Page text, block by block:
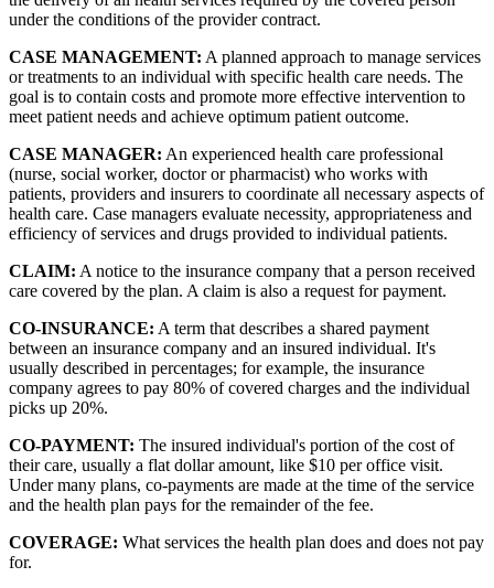
under the conditions of the provider contract.
CASE MANAGEMENT: A planned approach to manage services
or treatments to an individual with specific health care needs. The
goal is to contain costs and promote more effective intervention to
meet patient needs and achieve optimum patient outcome.
CASE MANAGER: An experienced health care professional
(nurse, social worker, doctor or pharmacist) who works with
patients, providers and insurers to coordinate all necessary aspects of
health care. Case managers evaluate necessity, appropriateness and
efficiency of services and drugs provided to individual patients.
CLAIM: A notice to the insurance company that a person received
care covered by the plan. A claim is also a request for payment.
CO-INSURANCE: A term that describes a shared payment
between an insurance company and an insured individual. It's
usually described in percentages; for example, the insurance
company agrees to pay 80% of covered charges and the individual
picks up 20%.
CO-PAYMENT: The insured individual's portion of the cost of
their care, usually a flat dollar amount, like $10 per office visit.
Under many plans, co-payments are made at the time of the service
and the health plan pays for the remainder of the fee.
COVERAGE: What services the health plan does and does not pay
for.